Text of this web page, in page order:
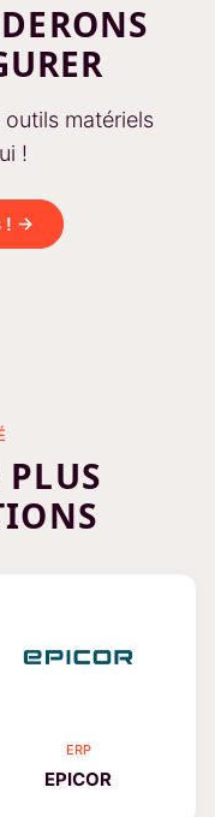
matériels
!
! →
PLUS
ERP
EPICOR